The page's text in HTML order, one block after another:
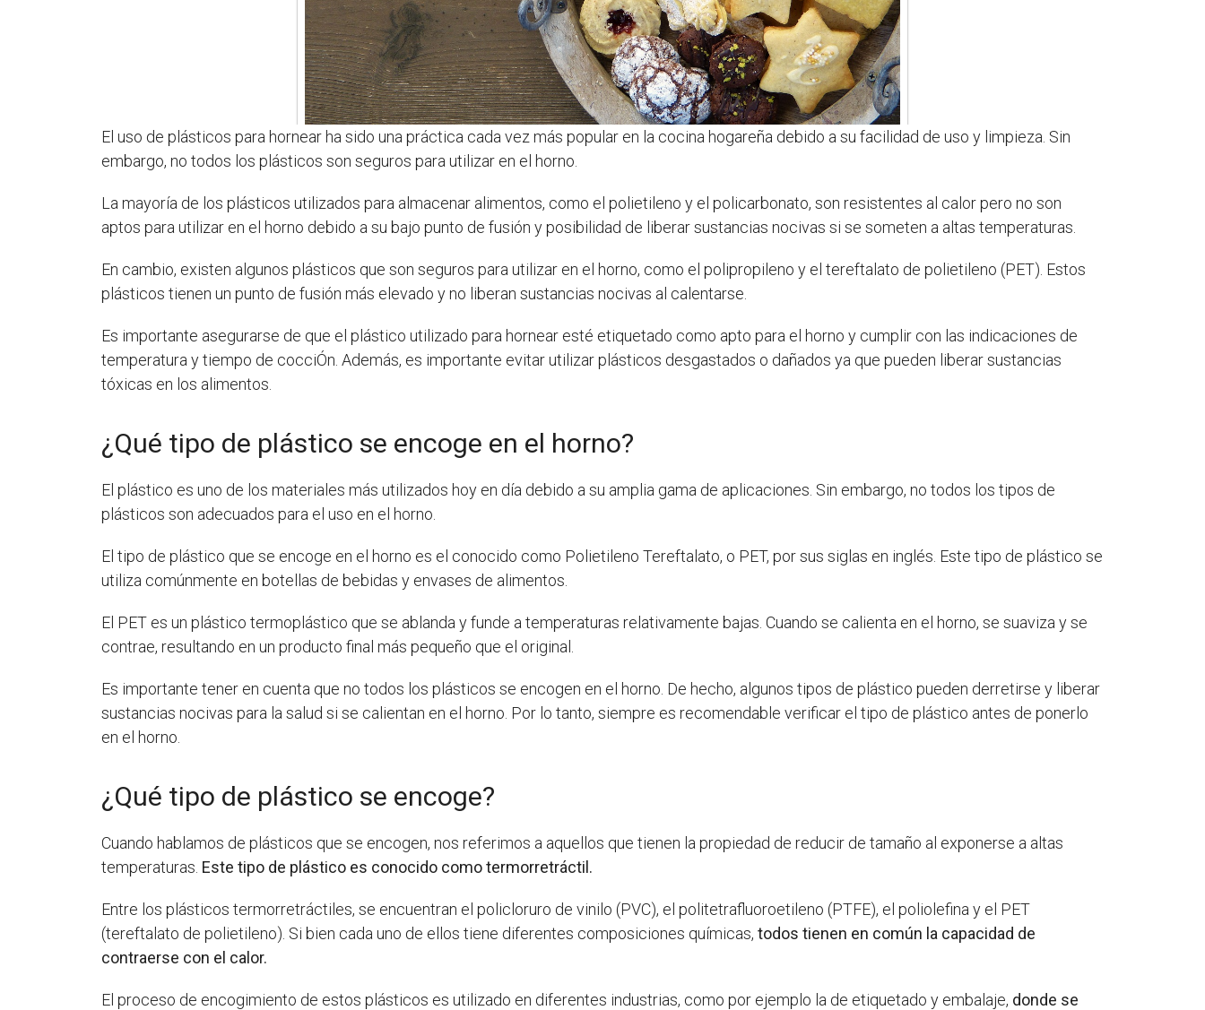
El uso de plásticos para hornear ha sido una práctica cada vez más popular en la cocina hogareña debido a su facilidad de uso y limpieza. Sin
embargo, no todos los plásticos son seguros para utilizar en el horno.
La mayoría de los plásticos utilizados para almacenar alimentos, como el polietileno y el policarbonato, son resistentes al calor pero no son
aptos para utilizar en el horno debido a su bajo punto de fusión y posibilidad de liberar sustancias nocivas si se someten a altas temperaturas.
En cambio, existen algunos plásticos que son seguros para utilizar en el horno, como el polipropileno y el tereftalato de polietileno (PET). Estos
plásticos tienen un punto de fusión más elevado y no liberan sustancias nocivas al calentarse.
Es importante asegurarse de que el plástico utilizado para hornear esté etiquetado como apto para el horno y cumplir con las indicaciones de
temperatura y tiempo de cocciÓn. Además, es importante evitar utilizar plásticos desgastados o dañados ya que pueden liberar sustancias
tóxicas en los alimentos.
¿Qué tipo de plástico se encoge en el horno?
El plástico es uno de los materiales más utilizados hoy en día debido a su amplia gama de aplicaciones. Sin embargo, no todos los tipos de
plásticos son adecuados para el uso en el horno.
El tipo de plástico que se encoge en el horno es el conocido como Polietileno Tereftalato, o PET, por sus siglas en inglés. Este tipo de plástico se
utiliza comúnmente en botellas de bebidas y envases de alimentos.
El PET es un plástico termoplástico que se ablanda y funde a temperaturas relativamente bajas. Cuando se calienta en el horno, se suaviza y se
contrae, resultando en un producto final más pequeño que el original.
Es importante tener en cuenta que no todos los plásticos se encogen en el horno. De hecho, algunos tipos de plástico pueden derretirse y liberar
sustancias nocivas para la salud si se calientan en el horno. Por lo tanto, siempre es recomendable verificar el tipo de plástico antes de ponerlo
en el horno.
¿Qué tipo de plástico se encoge?
Cuando hablamos de plásticos que se encogen, nos referimos a aquellos que tienen la propiedad de reducir de tamaño al exponerse a altas
temperaturas. Este tipo de plástico es conocido como termorretráctil.
Entre los plásticos termorretráctiles, se encuentran el policloruro de vinilo (PVC), el politetrafluoroetileno (PTFE), el poliolefina y el PET
(tereftalato de polietileno). Si bien cada uno de ellos tiene diferentes composiciones químicas,todos tienen en común la capacidad de
contraerse con el calor.
El proceso de encogimiento de estos plásticos es utilizado en diferentes industrias, como por ejemplo la de etiquetado y embalaje, donde se